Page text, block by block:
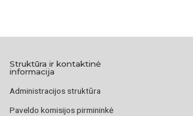
Struktūra ir kontaktinė
informacija
Administracijos struktūra
Paveldo komisijos pirmininkė